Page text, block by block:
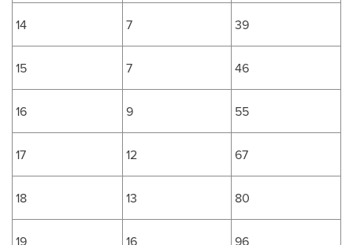
14 7 39
15 7 46
16 9 55
17 12 67
18 13 80
19 16 96